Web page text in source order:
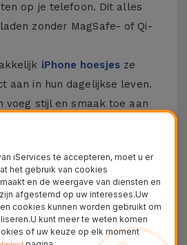
op je telefoon. Dit alles
zonder MagSafe- of Qi-
iPhone hoesjesze
aan in hun dagelijkse leven.
voeg stijl en smaak toe aan
12tot en metiPhone 15
de nieuweiPhone 16
de vergeling van de
iServices te accepteren, moet u er
het gebruik van cookies
en de weergave van diensten en
afgestemd op uw interesses.Uw
cookies kunnen worden gebruikt om
kunt meer te weten komen
of uw keuze op elk moment